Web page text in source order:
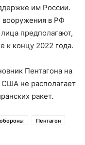
им России.
вооружения в РФ
предполагают,
к концу 2022 года.
Пентагона на
не располагает
ракет.
Пентагон